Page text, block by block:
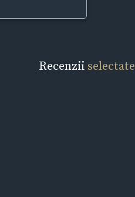
Recenzii selectate